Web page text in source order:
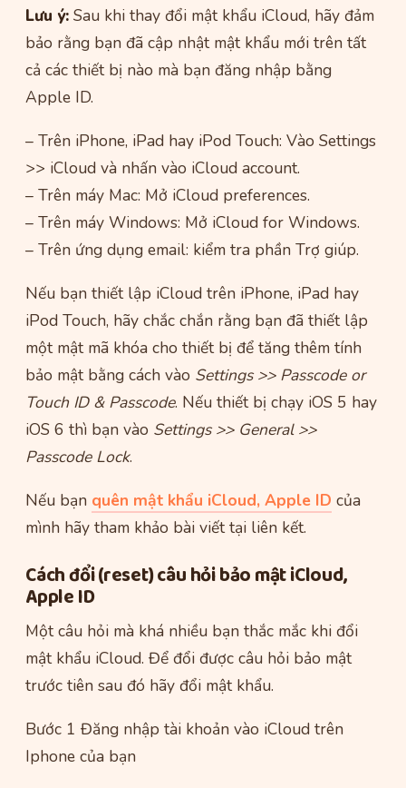
Lưu ý: Sau khi thay đổi mật khẩu iCloud, hãy đảm
bảo rằng bạn đã cập nhật mật khẩu mới trên tất
cả các thiết bị nào mà bạn đăng nhập bằng
Apple ID.
– Trên iPhone, iPad hay iPod Touch: Vào Settings
>> iCloud và nhấn vào iCloud account.
– Trên máy Mac: Mở iCloud preferences.
– Trên máy Windows: Mở iCloud for Windows.
– Trên ứng dụng email: kiểm tra phần Trợ giúp.
Nếu bạn thiết lập iCloud trên iPhone, iPad hay
iPod Touch, hãy chắc chắn rằng bạn đã thiết lập
một mật mã khóa cho thiết bị để tăng thêm tính
bảo mật bằng cách vào Settings >> Passcode or
Touch ID & Passcode. Nếu thiết bị chạy iOS 5 hay
iOS 6 thì bạn vào Settings >> General >>
Passcode Lock.
Nếu bạn quên mật khẩu iCloud, Apple ID của
mình hãy tham khảo bài viết tại liên kết.
Cách đổi (reset) câu hỏi bảo mật iCloud,
Apple ID
Một câu hỏi mà khá nhiều bạn thắc mắc khi đổi
mật khẩu iCloud. Để đổi được câu hỏi bảo mật
trước tiên sau đó hãy đổi mật khẩu.
Bước 1 Đăng nhập tài khoản vào iCloud trên
Iphone của bạn